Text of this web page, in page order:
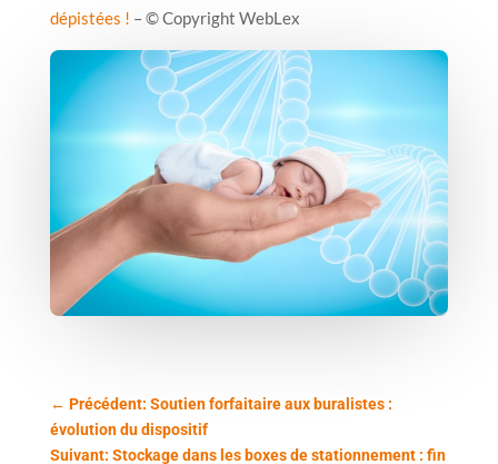
dépistées ! – © Copyright WebLex
← Précédent: Soutien forfaitaire aux buralistes :
évolution du dispositif
Suivant: Stockage dans les boxes de stationnement : fin